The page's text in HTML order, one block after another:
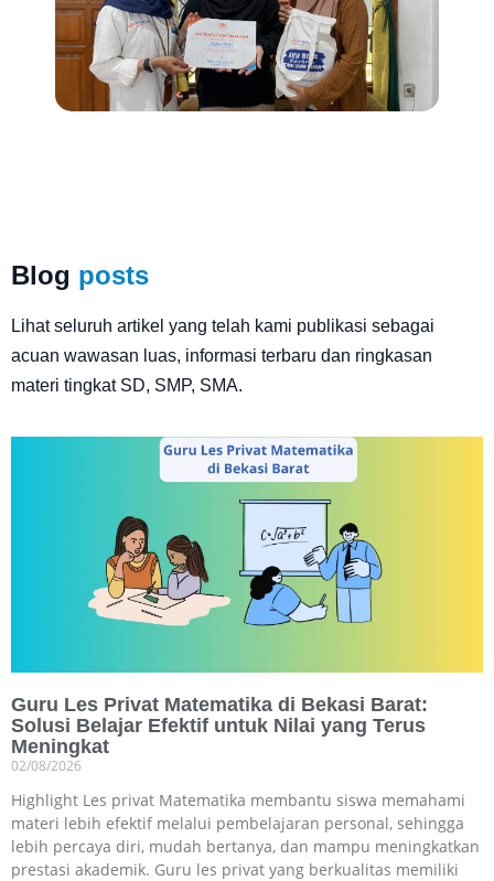
Blog posts
Lihat seluruh artikel yang telah kami publikasi sebagai
acuan wawasan luas, informasi terbaru dan ringkasan
materi tingkat SD, SMP, SMA.
Guru Les Privat Matematika di Bekasi Barat:
Solusi Belajar Efektif untuk Nilai yang Terus
Meningkat
02/08/2026
Highlight Les privat Matematika membantu siswa memahami
materi lebih efektif melalui pembelajaran personal, sehingga
lebih percaya diri, mudah bertanya, dan mampu meningkatkan
prestasi akademik. Guru les privat yang berkualitas memiliki